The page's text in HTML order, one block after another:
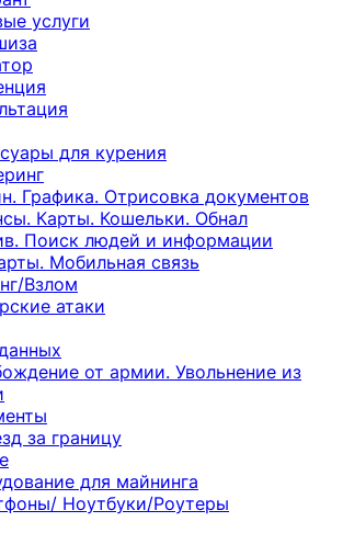
услуги
для курения
Графика. Отрисовка документов
Карты. Кошельки. Обнал
Поиск людей и информации
Мобильная связь
Взлом
атаки
от армии. Увольнение из
за границу
для майнинга
Ноутбуки/Роутеры